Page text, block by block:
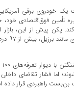
پکن پیش از این، بازار
داده و
اما فشار تقاضای داخلی
بن‌بست راهبردی قرار